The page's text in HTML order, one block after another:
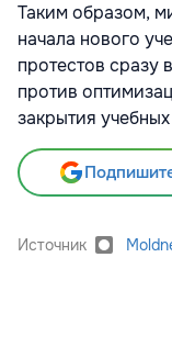
Таким образом,
начала нового
протестов сразу
против
закрытия
Источник